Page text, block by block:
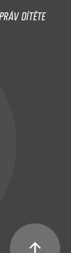
DÍTĚTE